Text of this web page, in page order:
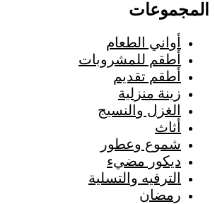
المجموعات
أواني الطعام
أطقم للمشروبات
أطقم تقديم
زينة منزلية
الغزل والنسيج
أثاث
شموع وعطور
ديكور مضيء
الترفيه والتسلية
رمضان